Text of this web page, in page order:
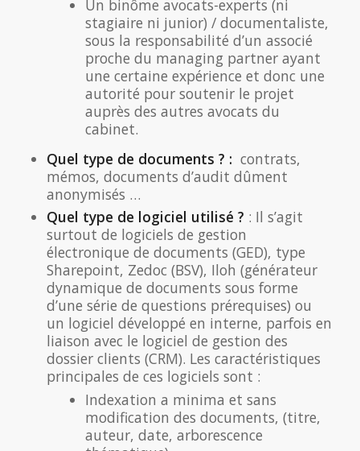
Un binôme avocats-experts (ni
stagiaire ni junior) / documentaliste,
sous la responsabilité d’un associé
proche du managing partner ayant
une certaine expérience et donc une
autorité pour soutenir le projet
auprès des autres avocats du
cabinet.
Quel type de documents ? :contrats,
mémos, documents d’audit dûment
anonymisés …
Quel type de logiciel utilisé ? : Il s’agit
surtout de logiciels de gestion
électronique de documents (GED), type
Sharepoint, Zedoc (BSV), Iloh (générateur
dynamique de documents sous forme
d’une série de questions prérequises) ou
un logiciel développé en interne, parfois en
liaison avec le logiciel de gestion des
dossier clients (CRM). Les caractéristiques
principales de ces logiciels sont :
Indexation a minima et sans
modification des documents, (titre,
auteur, date, arborescence